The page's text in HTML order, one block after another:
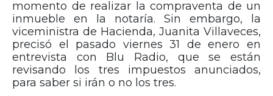
momento de realizar la compraventa de un
inmueble en la notaría. Sin embargo, la
viceministra de Hacienda, Juanita Villaveces,
precisó el pasado viernes 31 de enero en
entrevista con Blu Radio, que se están
revisando los tres impuestos anunciados,
para saber si irán o no los tres.